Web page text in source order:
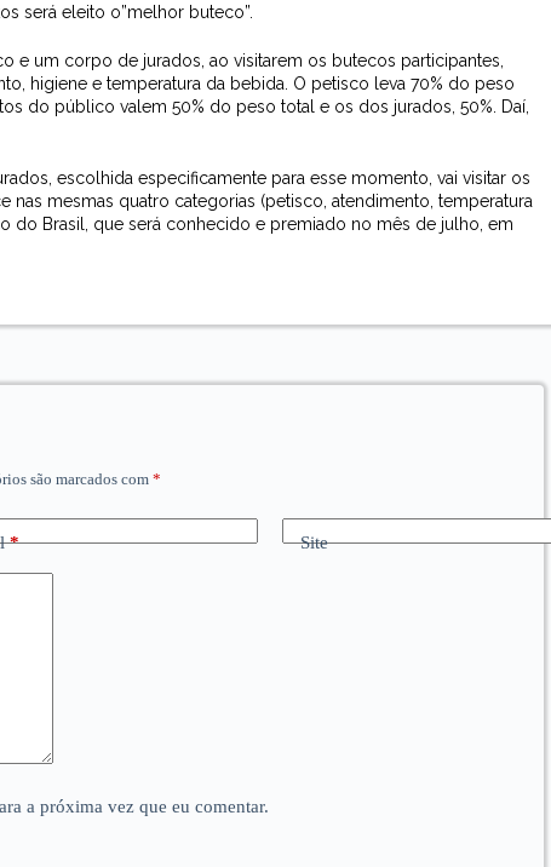
será eleito o”melhor buteco”.
e um corpo de jurados, ao visitarem os butecos participantes,
higiene e temperatura da bebida. O petisco leva 70% do peso
do público valem 50% do peso total e os dos jurados, 50%. Daí,
escolhida especificamente para esse momento, vai visitar os
mesmas quatro categorias (petisco, atendimento, temperatura
do Brasil, que será conhecido e premiado no mês de julho, em
são marcados com*
* Site
a próxima vez que eu comentar.